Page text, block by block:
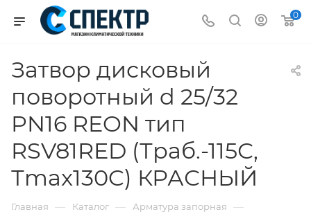
0
Затвор дисковый
поворотный d 25/32
PN16 REON тип
RSV81RED (Траб.-115С,
Тmax130C) КРАСНЫЙ
Главная — Каталог — Арматура запорная —